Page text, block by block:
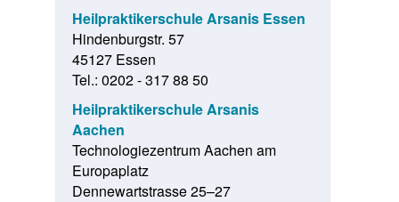
Heilpraktikerschule Arsanis Essen
Hindenburgstr. 57
45127 Essen
Tel.: 0202 - 317 88 50
Heilpraktikerschule Arsanis
Aachen
Technologiezentrum Aachen am
Europaplatz
Dennewartstrasse 25–27